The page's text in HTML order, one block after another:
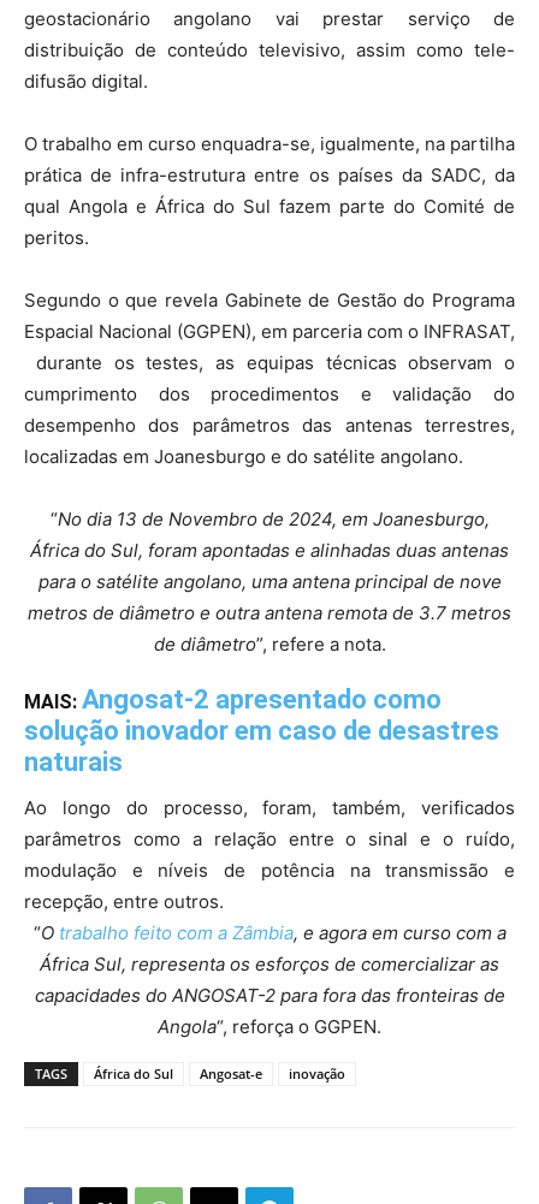
geostacionário angolano vai prestar serviço de
distribuição de conteúdo televisivo, assim como tele-
difusão digital.
O trabalho em curso enquadra-se, igualmente, na partilha
prática de infra-estrutura entre os países da SADC, da
qual Angola e África do Sul fazem parte do Comité de
peritos.
Segundo o que revela Gabinete de Gestão do Programa
Espacial Nacional (GGPEN), em parceria com o INFRASAT,
durante os testes, as equipas técnicas observam o
cumprimento dos procedimentos e validação do
desempenho dos parâmetros das antenas terrestres,
localizadas em Joanesburgo e do satélite angolano.
“No dia 13 de Novembro de 2024, em Joanesburgo,
África do Sul, foram apontadas e alinhadas duas antenas
para o satélite angolano, uma antena principal de nove
metros de diâmetro e outra antena remota de 3.7 metros
de diâmetro”, refere a nota.
MAIS: Angosat-2 apresentado como
solução inovador em caso de desastres
naturais
Ao longo do processo, foram, também, verificados
parâmetros como a relação entre o sinal e o ruído,
modulação e níveis de potência na transmissão e
recepção, entre outros.
“O trabalho feito com a Zâmbia, e agora em curso com a
África Sul, representa os esforços de comercializar as
capacidades do ANGOSAT-2 para fora das fronteiras de
Angola“, reforça o GGPEN.
TAGS África do Sul Angosat-e inovação